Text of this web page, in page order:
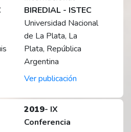
BIREDIAL - ISTEC
Universidad Nacional
de La Plata, La
Plata, República
Argentina
Ver publicación
2019- IX
Conferencia